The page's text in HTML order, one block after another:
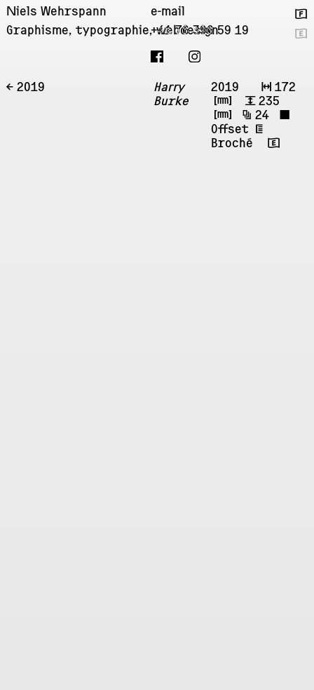
Niels Wehrspann
Graphisme, typographie, webdesign
+41 76 396 59 19
e-mail
🇫
🇬
← 2019
Harry
Burke
2019 ↔ 172
㎜
↕ 235
㎜
🗐 24
◼
Offset ‡
Broché 🇬